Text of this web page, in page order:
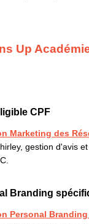
Up
CPF
Marketing des
gestion d'avis
Branding
Personal